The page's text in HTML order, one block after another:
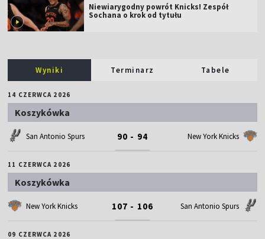
Niewiarygodny powrót Knicks! Zespół
Sochana o krok od tytułu
Wyniki Terminarz Tabele
14 CZERWCA 2026
Koszykówka
San Antonio Spurs 90 - 94 New York Knicks
11 CZERWCA 2026
Koszykówka
New York Knicks 107 - 106 San Antonio Spurs
09 CZERWCA 2026